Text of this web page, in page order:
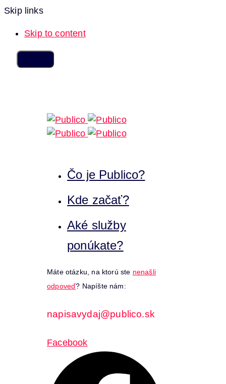
Skip links
Skip to content
Čo je Publico?
Kde začať?
Aké služby
ponúkate?
Máte otázku, na ktorú ste nenašli
odpoveď? Napíšte nám:
napisavydaj@publico.sk
Facebook